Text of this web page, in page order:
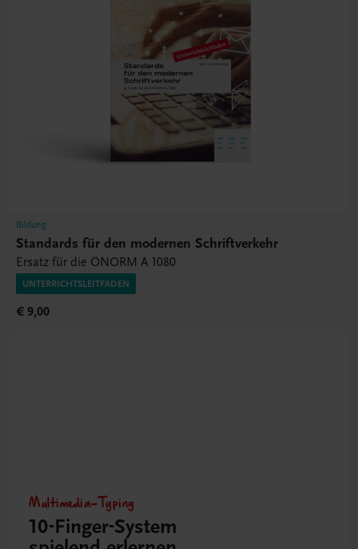
Bildung
Standards für den modernen Schriftverkehr
Ersatz für die ÖNORM A 1080
UNTERRICHTSLEITFADEN
€ 9,00
Multimedia-Typing
10-Finger-­System